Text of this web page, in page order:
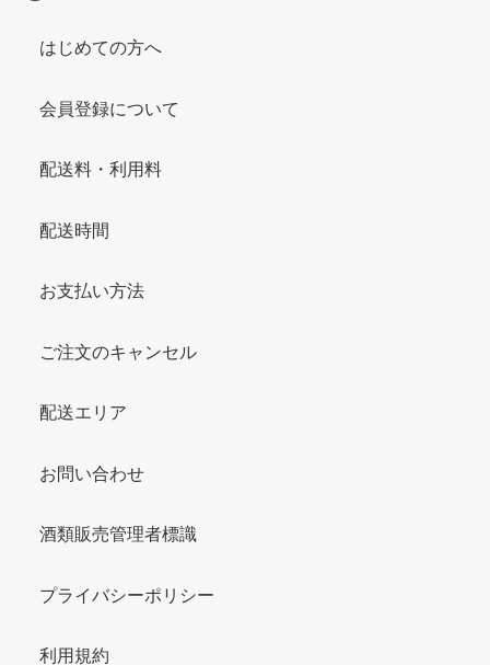
はじめての方へ
会員登録について
配送料・利用料
配送時間
お支払い方法
ご注文のキャンセル
配送エリア
お問い合わせ
酒類販売管理者標識
プライバシーポリシー
利用規約